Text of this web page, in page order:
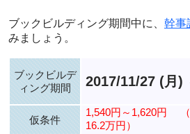
ブックビルディング期間中に、 幹事
みましょう。
ブックビルデ
ィング期間
2017/11/27 (月)
仮条件
1,540円～1,620円
16.2万円）